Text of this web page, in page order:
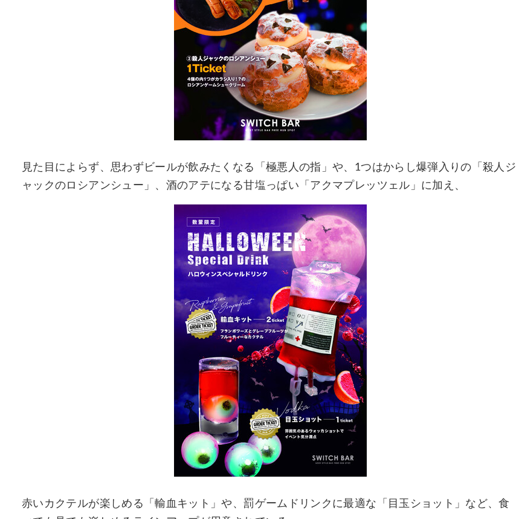
見た目によらず、思わずビールが飲みたくなる「極悪人の指」や、1つはからし爆弾入りの「殺人ジ
ャックのロシアンシュー」、酒のアテになる甘塩っぱい「アクマプレッツェル」に加え、
赤いカクテルが楽しめる「輸血キット」や、罰ゲームドリンクに最適な「目玉ショット」など、食